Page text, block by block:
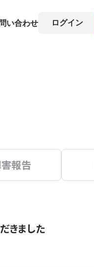
い合わせ ログイン
報告
きました